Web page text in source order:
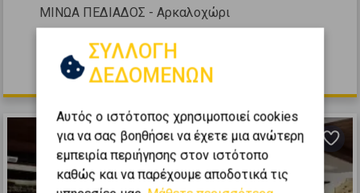
ΜΙΝΩΑ ΠΕΔΙΑΔΟΣ - Αρκαλοχώρι
5115m
2.083 €
ΣΥΛΛΟΓΗ
ΔΕΔΟΜΕΝΩΝ
Αυτός ο ιστότοπος χρησιμοποιεί cookies
για να σας βοηθήσει να έχετε μια ανώτερη
εμπειρία περιήγησης στον ιστότοπο
καθώς και να παρέχουμε αποδοτικά τις